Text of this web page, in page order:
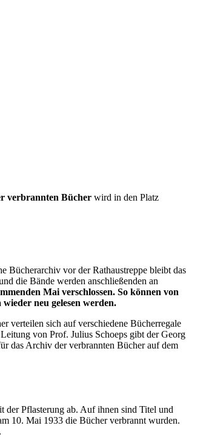
verbrannten Bücher wird in den Platz
Bücherarchiv vor der Rathaustreppe bleibt das
die Bände werden anschließenden an
Mai verschlossen. So können von
neu gelesen werden.
verteilen sich auf verschiedene Bücherregale
von Prof. Julius Schoeps gibt der Georg
das Archiv der verbrannten Bücher auf dem
der Pflasterung ab. Auf ihnen sind Titel und
10. Mai 1933 die Bücher verbrannt wurden.